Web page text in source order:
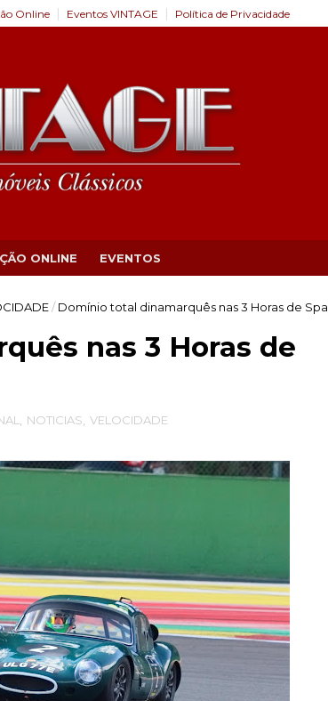
Online Eventos VINTAGE Política de Privacidade
ONLINE EVENTOS
/ Domínio total dinamarquês nas 3 Horas de Spa
nas 3 Horas de
NOTICIAS VELOCIDADE